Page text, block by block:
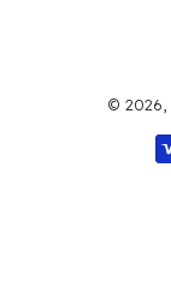
© 2026,